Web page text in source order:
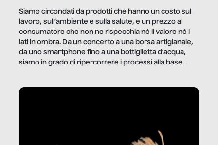
Siamo circondati da prodotti che hanno un costo sul
lavoro, sull’ambiente e sulla salute, e un prezzo al
consumatore che non ne rispecchia né il valore né i
lati in ombra. Da un concerto a una borsa artigianale,
da uno smartphone fino a una bottiglietta d’acqua,
siamo in grado di ripercorrere i processi alla base
dietro gli oggetti e i servizi che fanno la nostra vita